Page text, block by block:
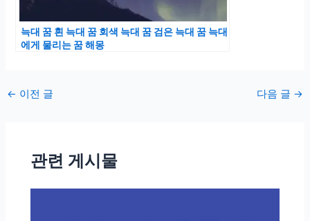
늑대 꿈 흰 늑대 꿈 회색 늑대 꿈 검은 늑대 꿈 늑대
에게 물리는 꿈 해몽
포
← 이전 글 다음 글 →
관련 게시물